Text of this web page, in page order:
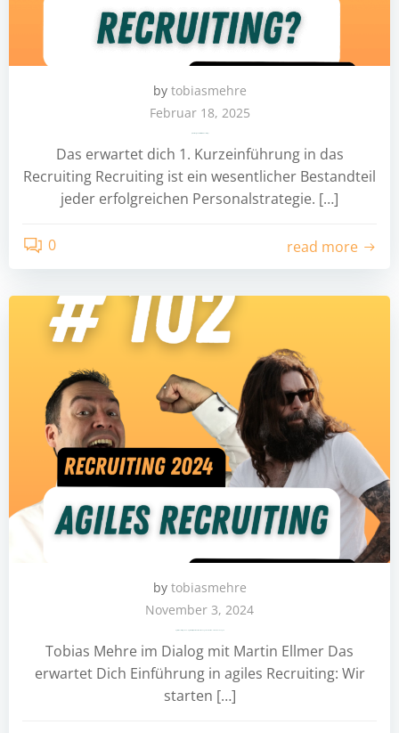
by tobiasmehre
Februar 18, 2025
Das erwartet dich 1. Kurzeinführung in das
Recruiting Recruiting ist ein wesentlicher Bestandteil
jeder erfolgreichen Personalstrategie. […]
0 read more
by tobiasmehre
November 3, 2024
Tobias Mehre im Dialog mit Martin Ellmer Das
erwartet Dich Einführung in agiles Recruiting: Wir
starten […]